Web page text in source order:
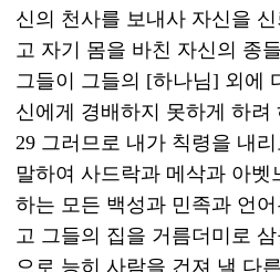
신의 천사를 보내사 자신을
고 자기 몸을 바친 자신의 종
그들이 그들의 [하나님] 외에
신에게 경배하지 못하게 하려
29 그러므로 내가 칙령을 내
말하여 사드락과 메삭과 아
하는 모든 백성과 민족과 언
고 그들의 집을 거름더미로
으로 능히 사람을 건져 낼 다